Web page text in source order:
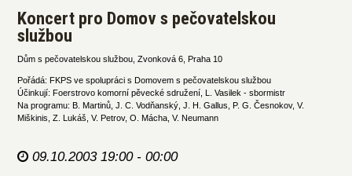
Koncert pro Domov s pečovatelskou
službou
Dům s pečovatelskou službou, Zvonková 6, Praha 10
Pořádá: FKPS ve spolupráci s Domovem s pečovatelskou službou
Účinkují: Foerstrovo komorní pěvecké sdružení, L. Vasilek - sbormistr
Na programu: B. Martinů, J. C. Vodňanský, J. H. Gallus, P. G. Česnokov, V.
Miškinis, Z. Lukáš, V. Petrov, O. Mácha, V. Neumann
09.10.2003 19:00 - 00:00